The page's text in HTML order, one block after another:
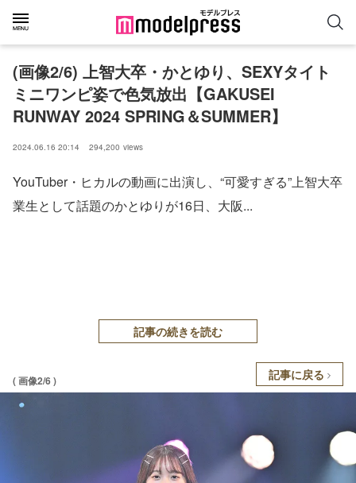
(画像2/6) 上智大卒・かとゆり、SEXYタイト
ミニワンピ姿で色気放出【GAKUSEI
RUNWAY 2024 SPRING＆SUMMER】
2024.06.16 20:14 294,200 views
YouTuber・ヒカルの動画に出演し、“可愛すぎる”上智大卒
業生として話題のかとゆりが16日、大阪...
記事の続きを読む
( 画像2/6 ) 記事に戻る